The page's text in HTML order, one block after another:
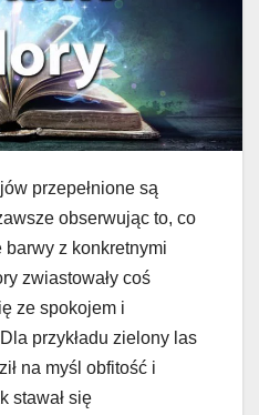
przepełnione są
obserwując to, co
barwy z konkretnymi
zwiastowały coś
ze spokojem i
przykładu zielony las
na myśl obfitość i
stawał się